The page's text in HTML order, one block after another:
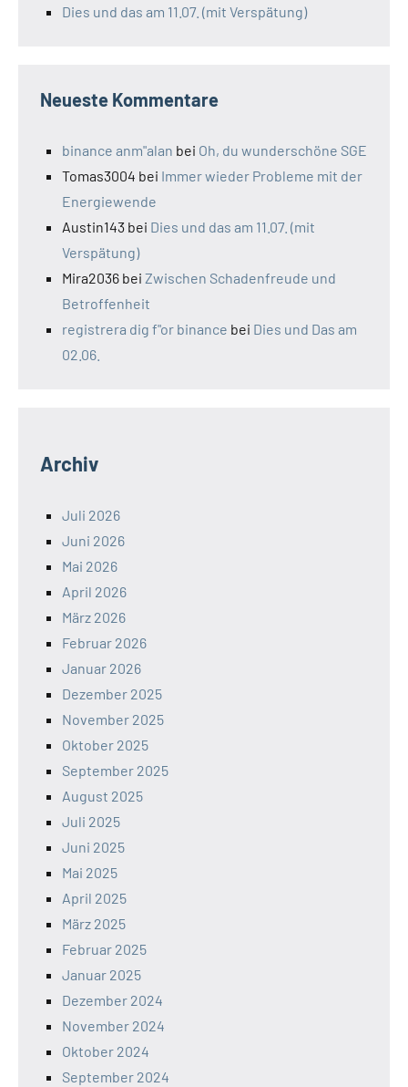
Dies und das am 11.07. (mit Verspätung)
Neueste Kommentare
binance anm"alan bei Oh, du wunderschöne SGE
Tomas3004 bei Immer wieder Probleme mit der
Energiewende
Austin143 bei Dies und das am 11.07. (mit
Verspätung)
Mira2036 bei Zwischen Schadenfreude und
Betroffenheit
registrera dig f"or binance bei Dies und Das am
02.06.
Archiv
Juli 2026
Juni 2026
Mai 2026
April 2026
März 2026
Februar 2026
Januar 2026
Dezember 2025
November 2025
Oktober 2025
September 2025
August 2025
Juli 2025
Juni 2025
Mai 2025
April 2025
März 2025
Februar 2025
Januar 2025
Dezember 2024
November 2024
Oktober 2024
September 2024